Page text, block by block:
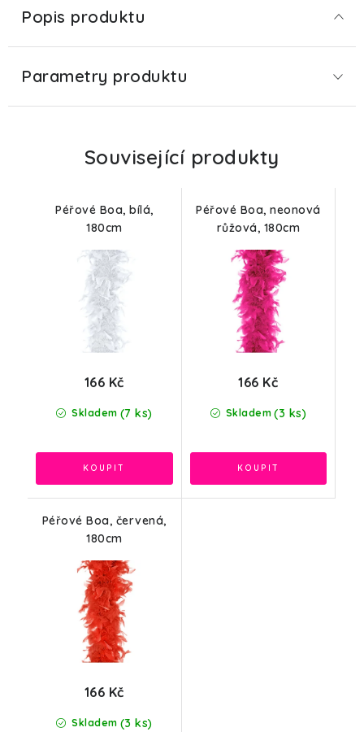
Popis produktu
Parametry produktu
Související produkty
Péřové Boa, bílá,
180cm
Skladem (7 ks)
166 Kč
Péřové Boa, neonová
růžová, 180cm
Skladem (3 ks)
166 Kč
Péřové Boa, červená,
180cm
Skladem (3 ks)
166 Kč